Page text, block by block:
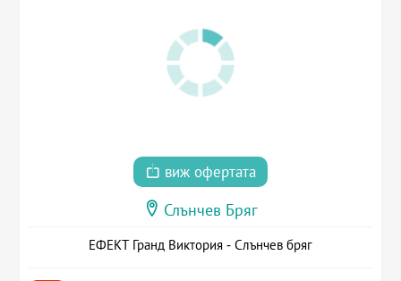
виж офертата
Слънчев Бряг
ЕФЕКТ Гранд Виктория - Слънчев бряг